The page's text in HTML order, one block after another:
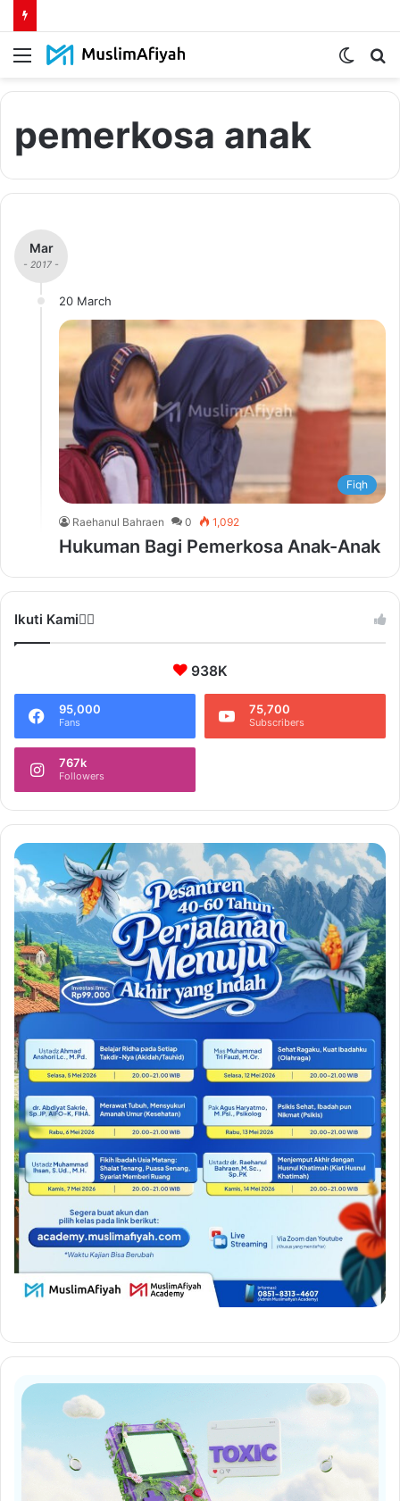
Menu
Switch
pemerkosa anak
Mar
- 2017 -
20 March
Fiqh
Raehanul Bahraen 0 1,092
Hukuman Bagi Pemerkosa Anak-Anak
Ikuti Kami❤️‍🔥
938K
95,000
Fans
75,700
Subscribers
767k
Followers